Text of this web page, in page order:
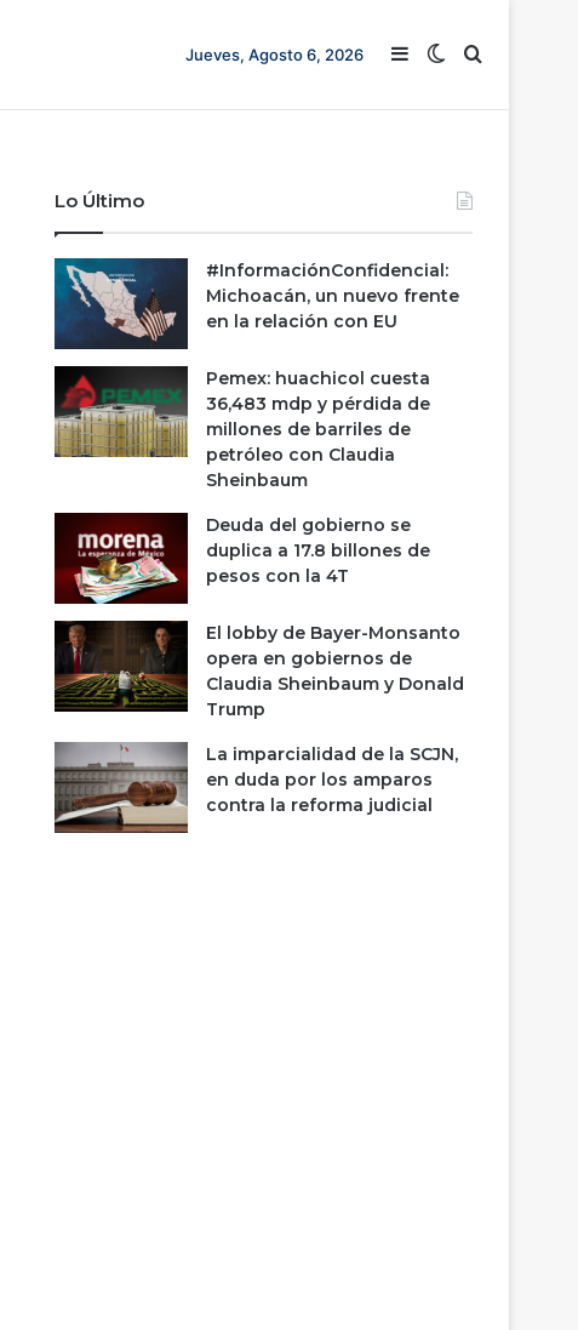
Jueves, Agosto 6, 2026 Barra lateral
Switch skin
Buscar
Lo Último
#InformaciónConfidencial:
Michoacán, un nuevo frente
en la relación con EU
Pemex: huachicol cuesta
36,483 mdp y pérdida de
millones de barriles de
petróleo con Claudia
Sheinbaum
Deuda del gobierno se
duplica a 17.8 billones de
pesos con la 4T
El lobby de Bayer-Monsanto
opera en gobiernos de
Claudia Sheinbaum y Donald
Trump
La imparcialidad de la SCJN,
en duda por los amparos
contra la reforma judicial